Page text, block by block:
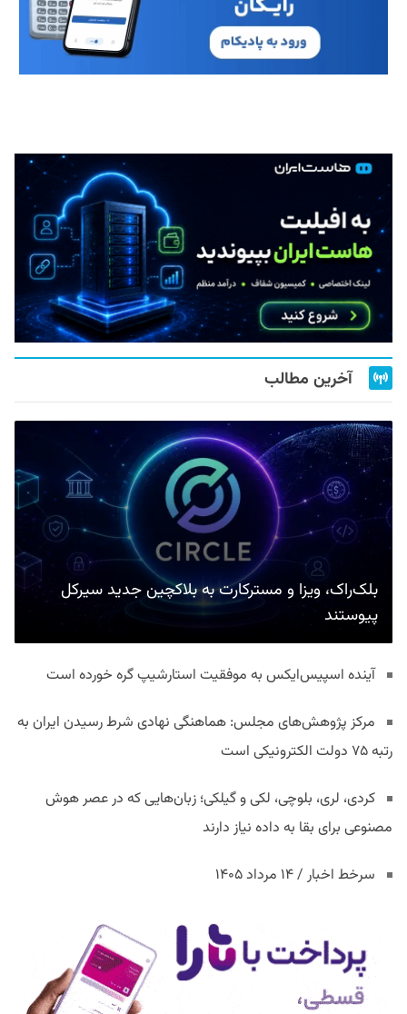
آخرین مطالب
بلک‌راک، ویزا و مسترکارت به بلاکچین جدید سیرکل
پیوستند
آینده اسپیس‌ایکس به موفقیت استارشیپ گره خورده است
مرکز پژوهش‌های مجلس: هماهنگی نهادی شرط رسیدن ایران به
رتبه ۷۵ دولت الکترونیکی است
کردی، لری، بلوچی، لکی و گیلکی؛ زبان‌هایی که در عصر هوش
مصنوعی برای بقا به داده نیاز دارند
سرخط اخبار / ۱۴ مرداد ۱۴۰۵